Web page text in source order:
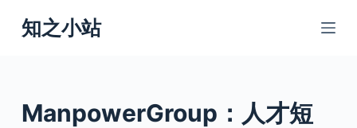
跳
过
知之小站
ManpowerGroup：人才短